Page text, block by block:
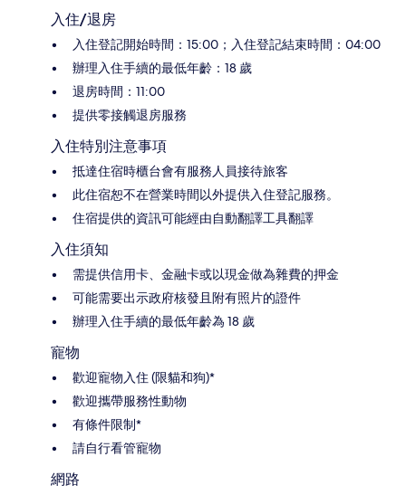
入住/退房
入住登記開始時間：15:00；入住登記結束時間：04:00
辦理入住手續的最低年齡：18 歲
退房時間：11:00
提供零接觸退房服務
入住特別注意事項
抵達住宿時櫃台會有服務人員接待旅客
此住宿恕不在營業時間以外提供入住登記服務。
住宿提供的資訊可能經由自動翻譯工具翻譯
入住須知
需提供信用卡、金融卡或以現金做為雜費的押金
可能需要出示政府核發且附有照片的證件
辦理入住手續的最低年齡為 18 歲
寵物
歡迎寵物入住 (限貓和狗)*
歡迎攜帶服務性動物
有條件限制*
請自行看管寵物
網路